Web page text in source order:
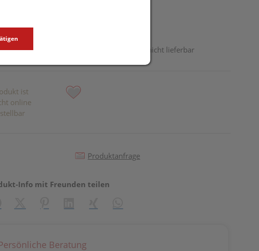
Dieses Produkt ist derzeit vom Hersteller nicht lieferbar
ist
online
Produktanfrage
Info mit Freunden teilen
Beratung